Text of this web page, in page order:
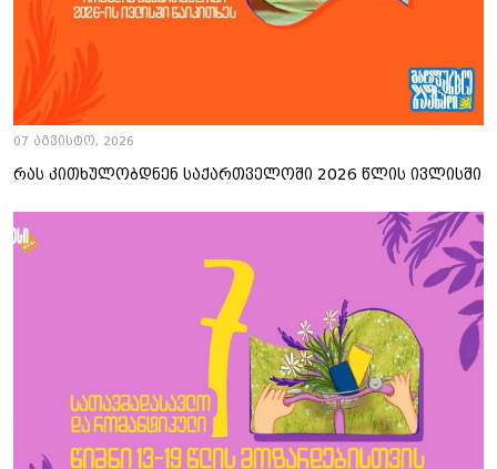
07 აგვისტო, 2026
რას კითხულობდნენ საქართველოში 2026 წლის ივლისში